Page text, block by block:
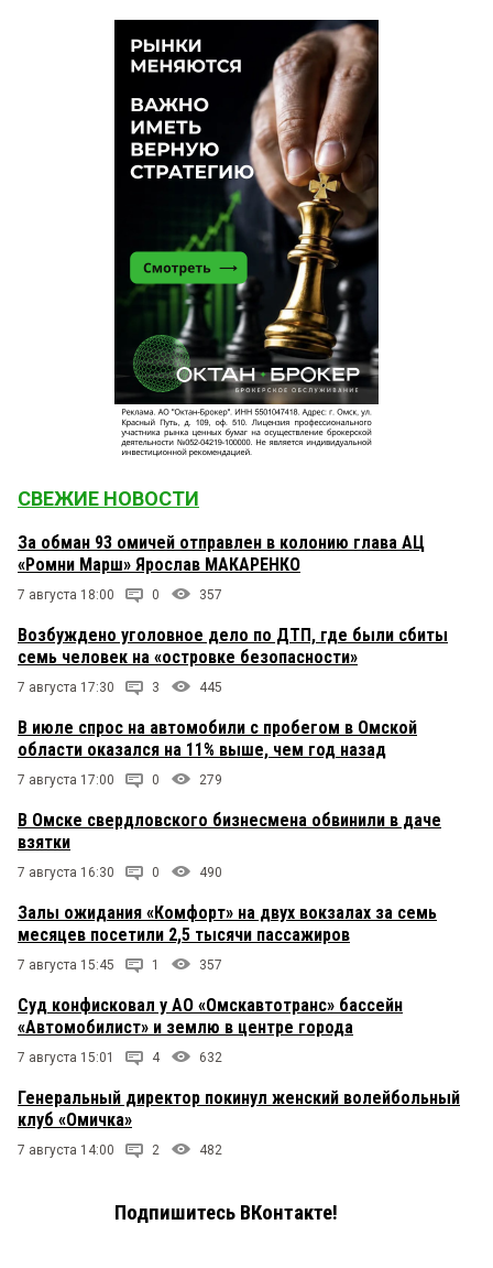
СВЕЖИЕ НОВОСТИ
За обман 93 омичей отправлен в колонию глава АЦ
«Ромни Марш» Ярослав МАКАРЕНКО
7 августа 18:00 0 357
Возбуждено уголовное дело по ДТП, где были сбиты
семь человек на «островке безопасности»
7 августа 17:30 3 445
В июле спрос на автомобили с пробегом в Омской
области оказался на 11% выше, чем год назад
7 августа 17:00 0 279
В Омске свердловского бизнесмена обвинили в даче
взятки
7 августа 16:30 0 490
Залы ожидания «Комфорт» на двух вокзалах за семь
месяцев посетили 2,5 тысячи пассажиров
7 августа 15:45 1 357
Суд конфисковал у АО «Омскавтотранс» бассейн
«Автомобилист» и землю в центре города
7 августа 15:01 4 632
Генеральный директор покинул женский волейбольный
клуб «Омичка»
7 августа 14:00 2 482
Подпишитесь ВКонтакте!